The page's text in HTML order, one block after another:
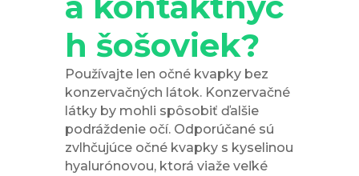
h šošoviek?
Používajte len očné kvapky bez
konzervačných látok. Konzervačné
látky by mohli spôsobiť ďalšie
podráždenie očí. Odporúčané sú
zvlhčujúce očné kvapky s kyselinou
hyalurónovou, ktorá viaže veľké